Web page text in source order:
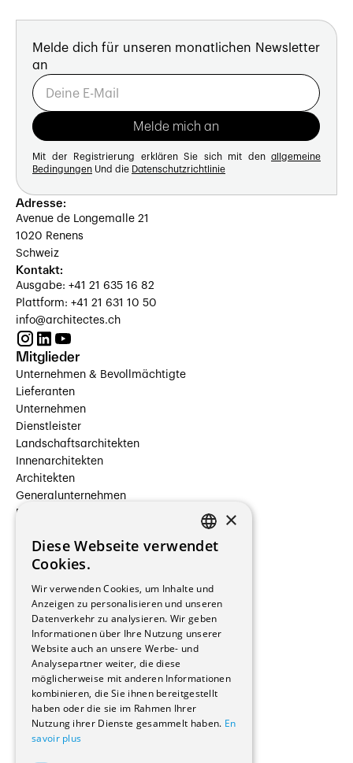
Melde dich für unseren monatlichen Newsletter
an
Mit der Registrierung erklären Sie sich mit den allgemeine
Bedingungen Und die Datenschutzrichtlinie
Adresse:
Avenue de Longemalle 21
1020 Renens
Schweiz
Kontakt:
Ausgabe: +41 21 635 16 82
Plattform: +41 21 631 10 50
info@architectes.ch
Mitglieder
Unternehmen & Bevollmächtigte
Lieferanten
Unternehmen
Dienstleister
Landschaftsarchitekten
Innenarchitekten
Architekten
Generalunternehmen
Beauftragte Unternehmen
Hersteller/Lieferanten
Bauherrschaften
Immobilienverwaltungsgesellschaften
Stockwerkeigentum
Reportagen
Wohnungen
Renovierungen
Innere Umbauten
Gastgewerbe und Tourismus
Verwaltungsgebäude und Geschäfte
Schuleinrichtungen
Medizinische Einrichtungen
FRENCH
×
Diese Webseite verwendet
Cookies.
Wir verwenden Cookies, um Inhalte und
Anzeigen zu personalisieren und unseren
Datenverkehr zu analysieren. Wir geben
Informationen über Ihre Nutzung unserer
Website auch an unsere Werbe- und
Analysepartner weiter, die diese
möglicherweise mit anderen Informationen
kombinieren, die Sie ihnen bereitgestellt
haben oder die sie im Rahmen Ihrer
Nutzung ihrer Dienste gesammelt haben. En
savoir plus